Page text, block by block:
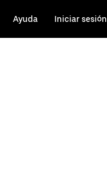
Ayuda Iniciar sesión